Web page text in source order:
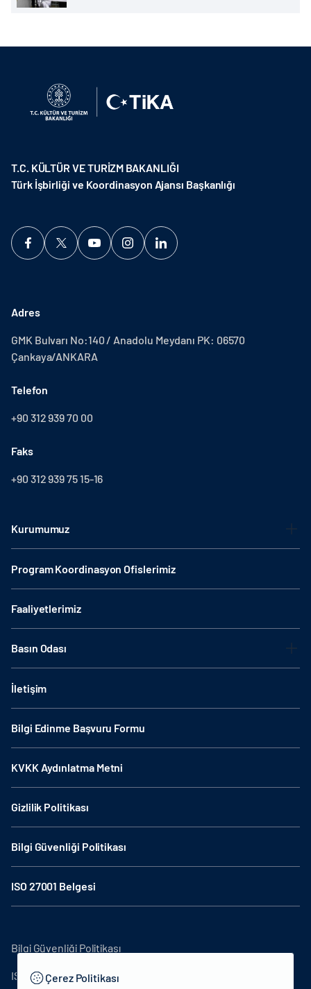
T.C. KÜLTÜR VE TURİZM BAKANLIĞI
Türk İşbirliği ve Koordinasyon Ajansı Başkanlığı
Adres
GMK Bulvarı No:140 / Anadolu Meydanı PK: 06570
Çankaya/ANKARA
Telefon
+90 312 939 70 00
Faks
+90 312 939 75 15-16
Kurumumuz
Program Koordinasyon Ofislerimiz
Faaliyetlerimiz
Basın Odası
İletişim
Bilgi Edinme Başvuru Formu
KVKK Aydınlatma Metni
Gizlilik Politikası
Bilgi Güvenliği Politikası
ISO 27001 Belgesi
Bilgi Güvenliği Politikası
ISO27001Çerez Politikası